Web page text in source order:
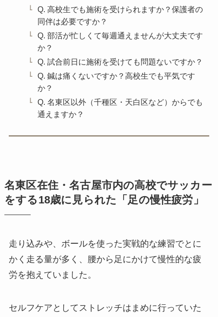
Q. 高校生でも施術を受けられますか？保護者の
同伴は必要ですか？
Q. 部活が忙しくて毎週通えませんが大丈夫です
か？
Q. 試合前日に施術を受けても問題ないですか？
Q. 鍼は痛くないですか？高校生でも平気です
か？
Q. 名東区以外（千種区・天白区など）からでも
通えますか？
名東区在住・名古屋市内の高校でサッカー
をする18歳に見られた「足の慢性疲労」
走り込みや、ボールを使った実戦的な練習でとに
かく走る量が多く、腰から足にかけて慢性的な疲
労を抱えていました。
セルフケアとしてストレッチはまめに行っていた